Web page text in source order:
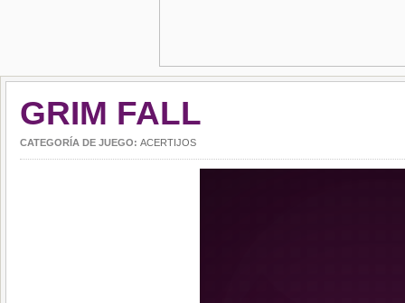
GRIM FALL
CATEGORÍA DE JUEGO: ACERTIJOS